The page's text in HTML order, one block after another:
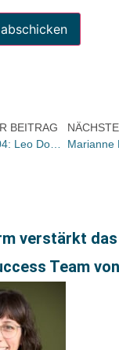
BEITRAG
9.10.2004: Leo Domzalski (75)
verstärkt das
Team